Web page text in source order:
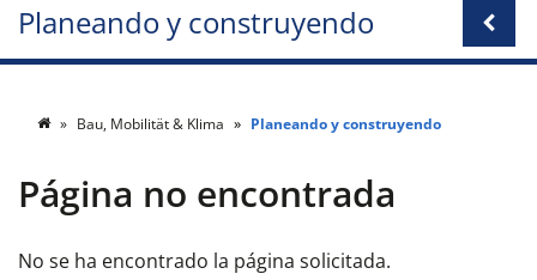
Planeando y construyendo
Bau, Mobilität & Klima Planeando y construyendo
Página no encontrada
No se ha encontrado la página solicitada.